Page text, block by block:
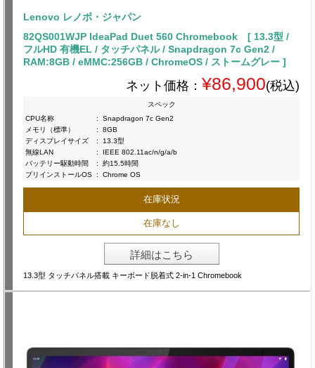
Lenovo レノボ・ジャパン
82QS001WJP IdeaPad Duet 560 Chromebook [ 13.3型 /
フルHD 有機EL / タッチパネル / Snapdragon 7c Gen2 /
RAM:8GB / eMMC:256GB / ChromeOS / ストームグレー ]
ネット価格： ¥86,900(税込)
スペック
CPU名称
:
Snapdragon 7c Gen2
メモリ（標準）
:
8GB
ディスプレイサイズ
:
13.3型
無線LAN
:
IEEE 802.11ac/n/g/a/b
バッテリー駆動時間
:
約15.5時間
プリインストールOS : Chrome OS
在庫状況
在庫なし
詳細はこちら
13.3型 タッチパネル搭載 キーボード脱着式 2-in-1 Chromebook